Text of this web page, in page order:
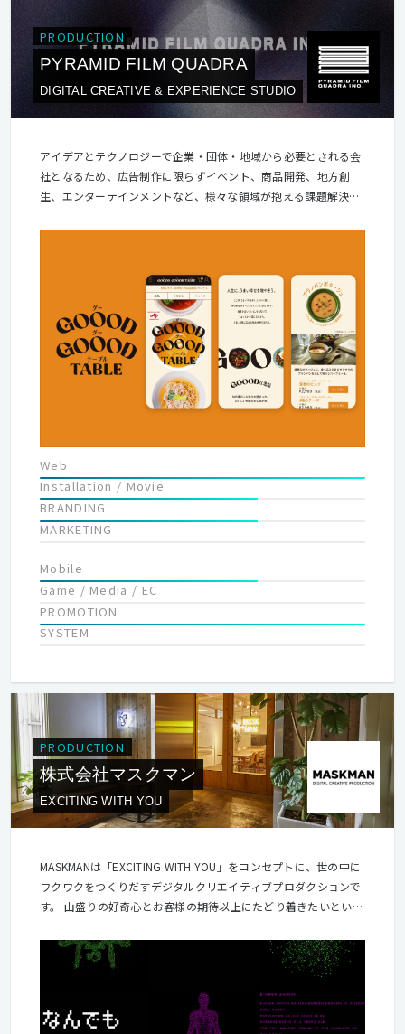
PRODUCTION
PYRAMID FILM QUADRA
DIGITAL CREATIVE & EXPERIENCE STUDIO
アイデアとテクノロジーで企業・団体・地域から必要とされる会
社となるため、広告制作に限らずイベント、商品開発、地方創
生、エンターテインメントなど、様々な領域が抱える課題解決に
に広告やプロモーションのやり方、考え方も大きく変わってきて
いる為、時に新しいことにチャレンジしたり、インターフェース
デザインを研究したり、事例の研究をしたりと様々なところから
アプローチする必要があると考えています。 私たちが考えるアイ
デアやノウハウが形を作り、デジタルクリエイティブがさまざま
な企業や地域、団体に必要とされ、課題解決する。そんな未来を
作っていきたいと思っています。 また、近年新しいことにもチャ
レンジしていておりクライアントワークのみでなく、自社プロジ
Web
Installation / Movie
BRANDING
MARKETING
Mobile
Game / Media / EC
PROMOTION
SYSTEM
PRODUCTION
株式会社マスクマン
EXCITING WITH YOU
MASKMANは「EXCITING WITH YOU」をコンセプトに、世の中に
ワクワクをつくりだすデジタルクリエイティブプロダクションで
す。 山盛りの好奇心とお客様の期待以上にたどり着きたいという
計、システム開発、AR・VR制作など、デジタル表現の制作全般
を行なっています。 目指すビジョンは、クライアントも、ユーザ
人を盛り上げ、ハッピーにすること。 世の中にワクワクをつくり
だすには、まずはクリエイターがワクワクしていること。